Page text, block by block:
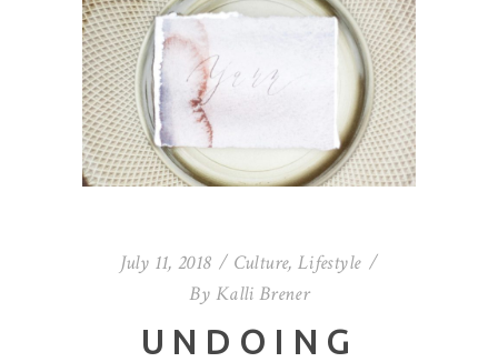
July 11, 2018 Culture,Lifestyle
By Kalli Brener
UNDOING